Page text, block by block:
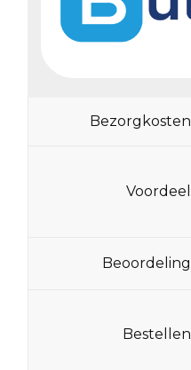
Bezorgkosten
Voordeel
Beoordeling
Bestellen